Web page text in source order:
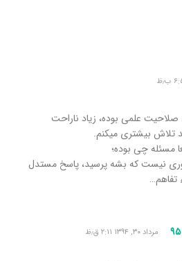
علمی بوده، زیاد ناراحت
تلاش بیشتری میکنم.
مسئله چی بوده؛
نیست که بشه پرسید، پاسخ مستدل
تفاهم…
مرداد ۳۰, ۱۳۹۴ ۲:۱۱ ق٫ظ